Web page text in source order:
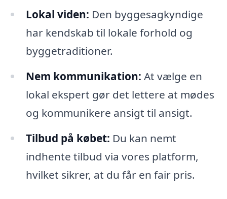
Lokal viden: Den byggesagkyndige
har kendskab til lokale forhold og
byggetraditioner.
Nem kommunikation: At vælge en
lokal ekspert gør det lettere at mødes
og kommunikere ansigt til ansigt.
Tilbud på købet: Du kan nemt
indhente tilbud via vores platform,
hvilket sikrer, at du får en fair pris.